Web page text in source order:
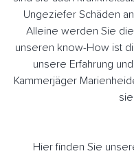
Ungeziefer Schäden
Alleine werden Sie
unseren know-How ist
unsere Erfahrung
Kammerjäger
Hier finden Sie